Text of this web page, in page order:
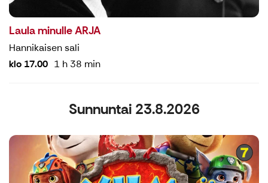
Laula minulle ARJA
Hannikaisen sali
klo 17.00 1 h 38 min
Sunnuntai 23.8.2026